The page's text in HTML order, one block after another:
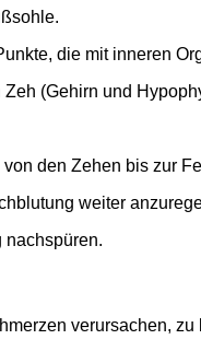
die mit inneren
(Gehirn und
den Zehen bis zur
weiter
nachspüren.
verursachen,